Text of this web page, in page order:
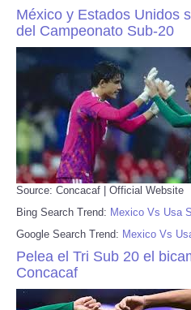
México y Estados Unidos
del Campeonato Sub-20
Source: Concacaf | Official Website
Bing Search Trend: Mexico Vs Usa
Google Search Trend: Mexico Vs
Pelea el Tri Sub 20 el
Concacaf